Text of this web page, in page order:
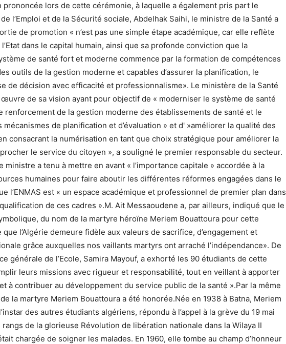
prononcée lors de cette cérémonie, à laquelle a également pris part le
l’Emploi et de la Sécurité sociale, Abdelhak Saihi, le ministre de la Santé a
de promotion « n’est pas une simple étape académique, car elle reflète
dans le capital humain, ainsi que sa profonde conviction que la
de santé fort et moderne commence par la formation de compétences
outils de la gestion moderne et capables d’assurer la planification, le
de décision avec efficacité et professionnalisme». Le ministère de la Santé
de sa vision ayant pour objectif de « moderniser le système de santé
renforcement de la gestion moderne des établissements de santé et le
de planification et d’évaluation » et d' »améliorer la qualité des
consacrant la numérisation en tant que choix stratégique pour améliorer la
le service du citoyen », a souligné le premier responsable du secteur.
ministre a tenu à mettre en avant « l’importance capitale » accordée à la
humaines pour faire aboutir les différentes réformes engagées dans le
l’ENMAS est « un espace académique et professionnel de premier plan dans
de ces cadres ».M. Ait Messaoudene a, par ailleurs, indiqué que le
du nom de la martyre héroïne Meriem Bouattoura pour cette
l’Algérie demeure fidèle aux valeurs de sacrifice, d’engagement et
grâce auxquelles nos vaillants martyrs ont arraché l’indépendance». De
générale de l’Ecole, Samira Mayouf, a exhorté les 90 étudiants de cette
leurs missions avec rigueur et responsabilité, tout en veillant à apporter
à contribuer au développement du service public de la santé ».Par la même
la martyre Meriem Bouattoura a été honorée.Née en 1938 à Batna, Meriem
des autres étudiants algériens, répondu à l’appel à la grève du 19 mai
de la glorieuse Révolution de libération nationale dans la Wilaya II
chargée de soigner les malades. En 1960, elle tombe au champ d’honneur